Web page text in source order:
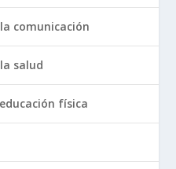
comunicación
salud
física